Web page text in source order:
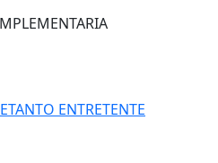
ENTRETENTE